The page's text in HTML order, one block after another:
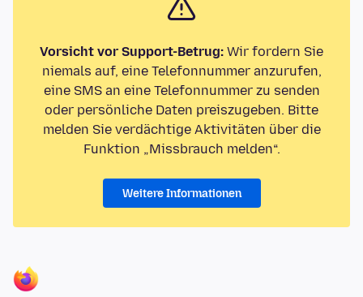
Vorsicht vor Support-Betrug: Wir fordern Sie
niemals auf, eine Telefonnummer anzurufen,
eine SMS an eine Telefonnummer zu senden
oder persönliche Daten preiszugeben. Bitte
melden Sie verdächtige Aktivitäten über die
Funktion „Missbrauch melden“.
Weitere Informationen